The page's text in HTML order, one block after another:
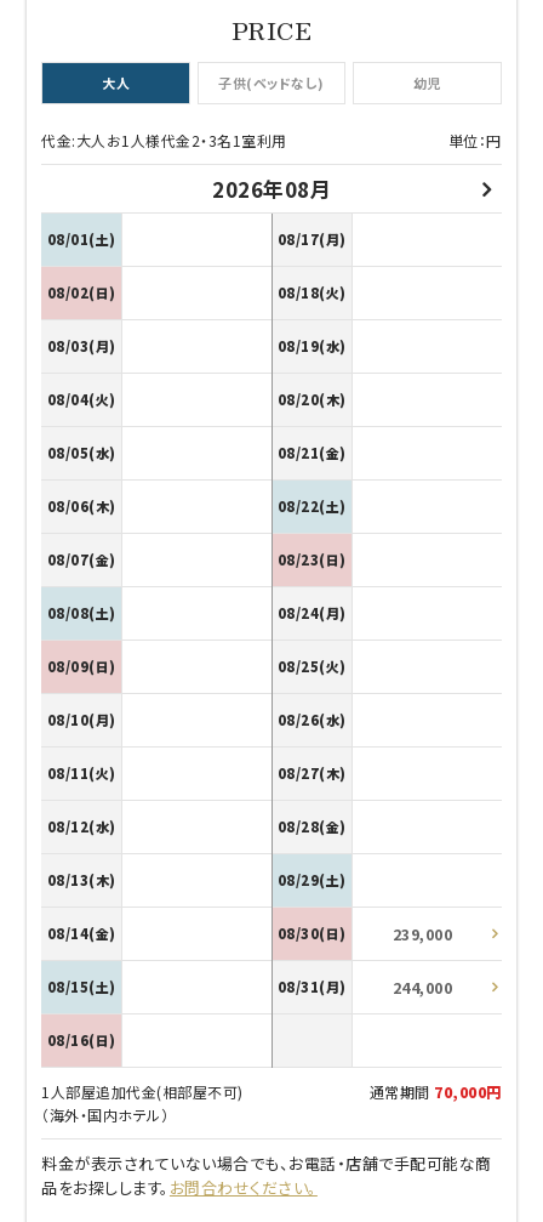
大人 子供(ベッドなし) 幼児
代金:大人お1人様代金2・3名1室利用 単位：円
2026年08月
08/01(土)
08/02(日)
08/03(月)
08/04(火)
08/05(水)
08/06(木)
08/07(金)
08/08(土)
08/09(日)
08/10(月)
08/11(火)
08/12(水)
08/13(木)
08/14(金)
08/15(土)
08/16(日)
08/17(月)
08/18(火)
08/19(水)
08/20(木)
08/21(金)
08/22(土)
08/23(日)
08/24(月)
08/25(火)
08/26(水)
08/27(木)
08/28(金)
08/29(土)
08/30(日) 239,000
08/31(月) 244,000
1人部屋追加代金(相部屋不可)
（海外・国内ホテル）
通常期間 70,000円
料金が表示されていない場合でも、お電話・店舗で手配可能な商
品をお探しします。 お問合わせください。